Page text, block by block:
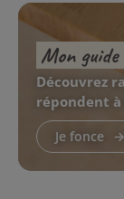
Mon
Découvrez
répondent à
Je fonce